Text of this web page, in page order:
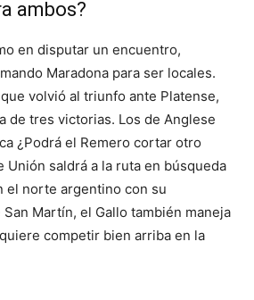
ambos?
en disputar un encuentro,
Maradona para ser locales.
volvió al triunfo ante Platense,
de tres victorias. Los de Anglese
¿Podrá el Remero cortar otro
Unión saldrá a la ruta en búsqueda
el norte argentino con su
Martín, el Gallo también maneja
competir bien arriba en la